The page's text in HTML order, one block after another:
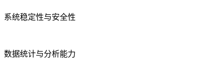
系统稳定性与安全性
数据统计与分析能力